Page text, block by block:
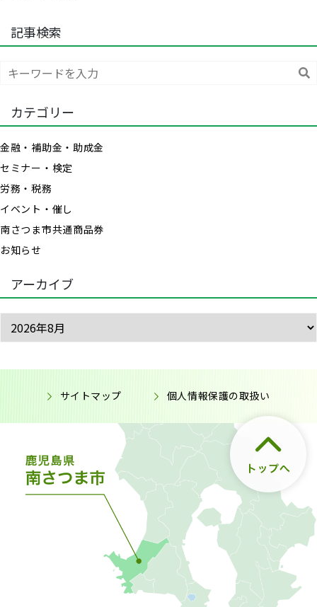
記事検索
カテゴリー
金融・補助金・助成金
セミナー・検定
労務・税務
イベント・催し
南さつま市共通商品券
お知らせ
アーカイブ
サイトマップ 個人情報保護の取扱い